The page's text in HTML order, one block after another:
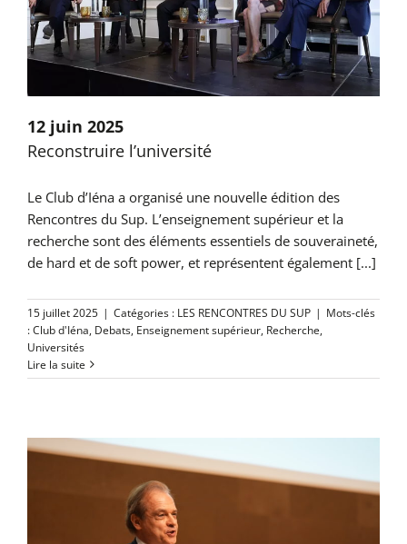
12 juin 2025
Reconstruire l’université
Le Club d’Iéna a organisé une nouvelle édition des
Rencontres du Sup. L’enseignement supérieur et la
recherche sont des éléments essentiels de souveraineté,
de hard et de soft power, et représentent également [...]
15 juillet 2025 | Catégories : LES RENCONTRES DU SUP | Mots-clés
:Club d'Iéna, Debats, Enseignement supérieur, Recherche,
Universités
Lire la suite